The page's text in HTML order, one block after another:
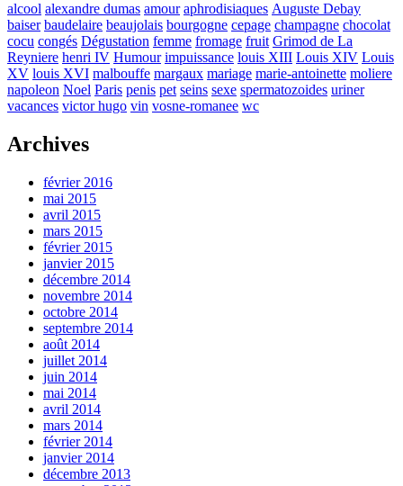
alcool alexandre dumas amour aphrodisiaques Auguste Debay
baiser baudelaire beaujolais bourgogne cepage champagne chocolat
cocu congés Dégustation femme fromage fruit Grimod de La
Reyniere henri IV Humour impuissance louis XIII Louis XIV Louis
XV louis XVI malbouffe margaux mariage marie-antoinette moliere
napoleon Noel Paris penis pet seins sexe spermatozoides uriner
vacances victor hugo vin vosne-romanee wc
Archives
février 2016
mai 2015
avril 2015
mars 2015
février 2015
janvier 2015
décembre 2014
novembre 2014
octobre 2014
septembre 2014
août 2014
juillet 2014
juin 2014
mai 2014
avril 2014
mars 2014
février 2014
janvier 2014
décembre 2013